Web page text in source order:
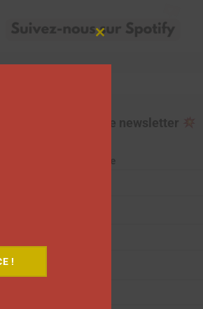
Abonnez-vous à notre newsletter
de messagerie
module
!